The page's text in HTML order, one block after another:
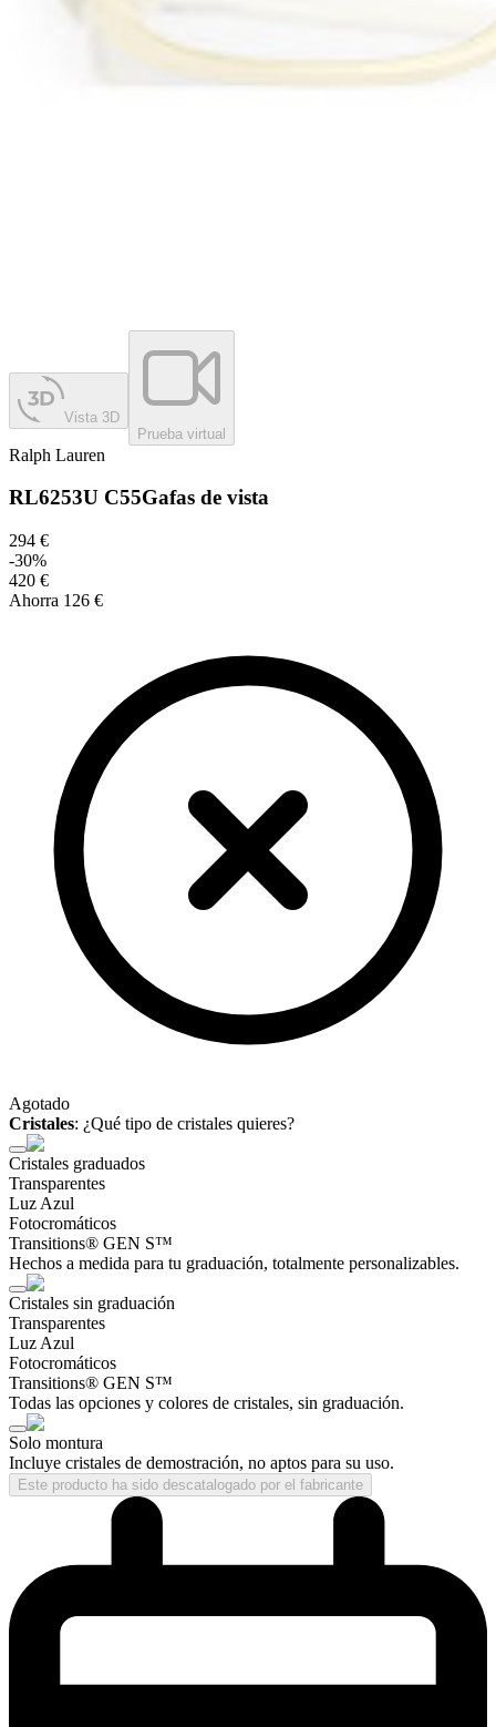
Vista 3D
Prueba virtual
Ralph Lauren
RL6253U C55Gafas de vista
294 €
-30%
420 €
Ahorra 126 €
Agotado
Cristales: ¿Qué tipo de cristales quieres?
Cristales graduados
Transparentes
Luz Azul
Fotocromáticos
Transitions® GEN S™
Hechos a medida para tu graduación, totalmente personalizables.
Cristales sin graduación
Transparentes
Luz Azul
Fotocromáticos
Transitions® GEN S™
Todas las opciones y colores de cristales, sin graduación.
Solo montura
Incluye cristales de demostración, no aptos para su uso.
Este producto ha sido descatalogado por el fabricante